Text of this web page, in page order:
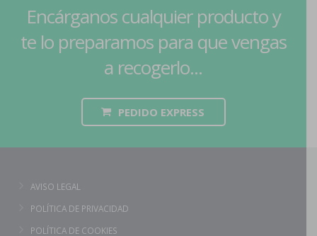
Encárganos cualquier producto y
te lo preparamos para que vengas
a recogerlo...
PEDIDO EXPRESS
AVISO LEGAL
POLÍTICA DE PRIVACIDAD
POLÍTICA DE COOKIES